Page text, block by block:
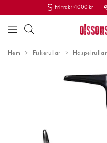
Fri frakt >1000 kr
Hem Fiskerullar Haspelrullar